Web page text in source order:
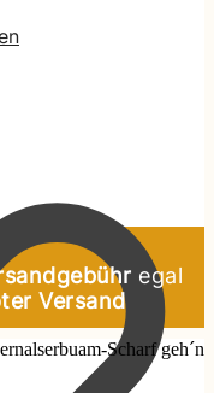
egal
Versand
Scharf geh´n